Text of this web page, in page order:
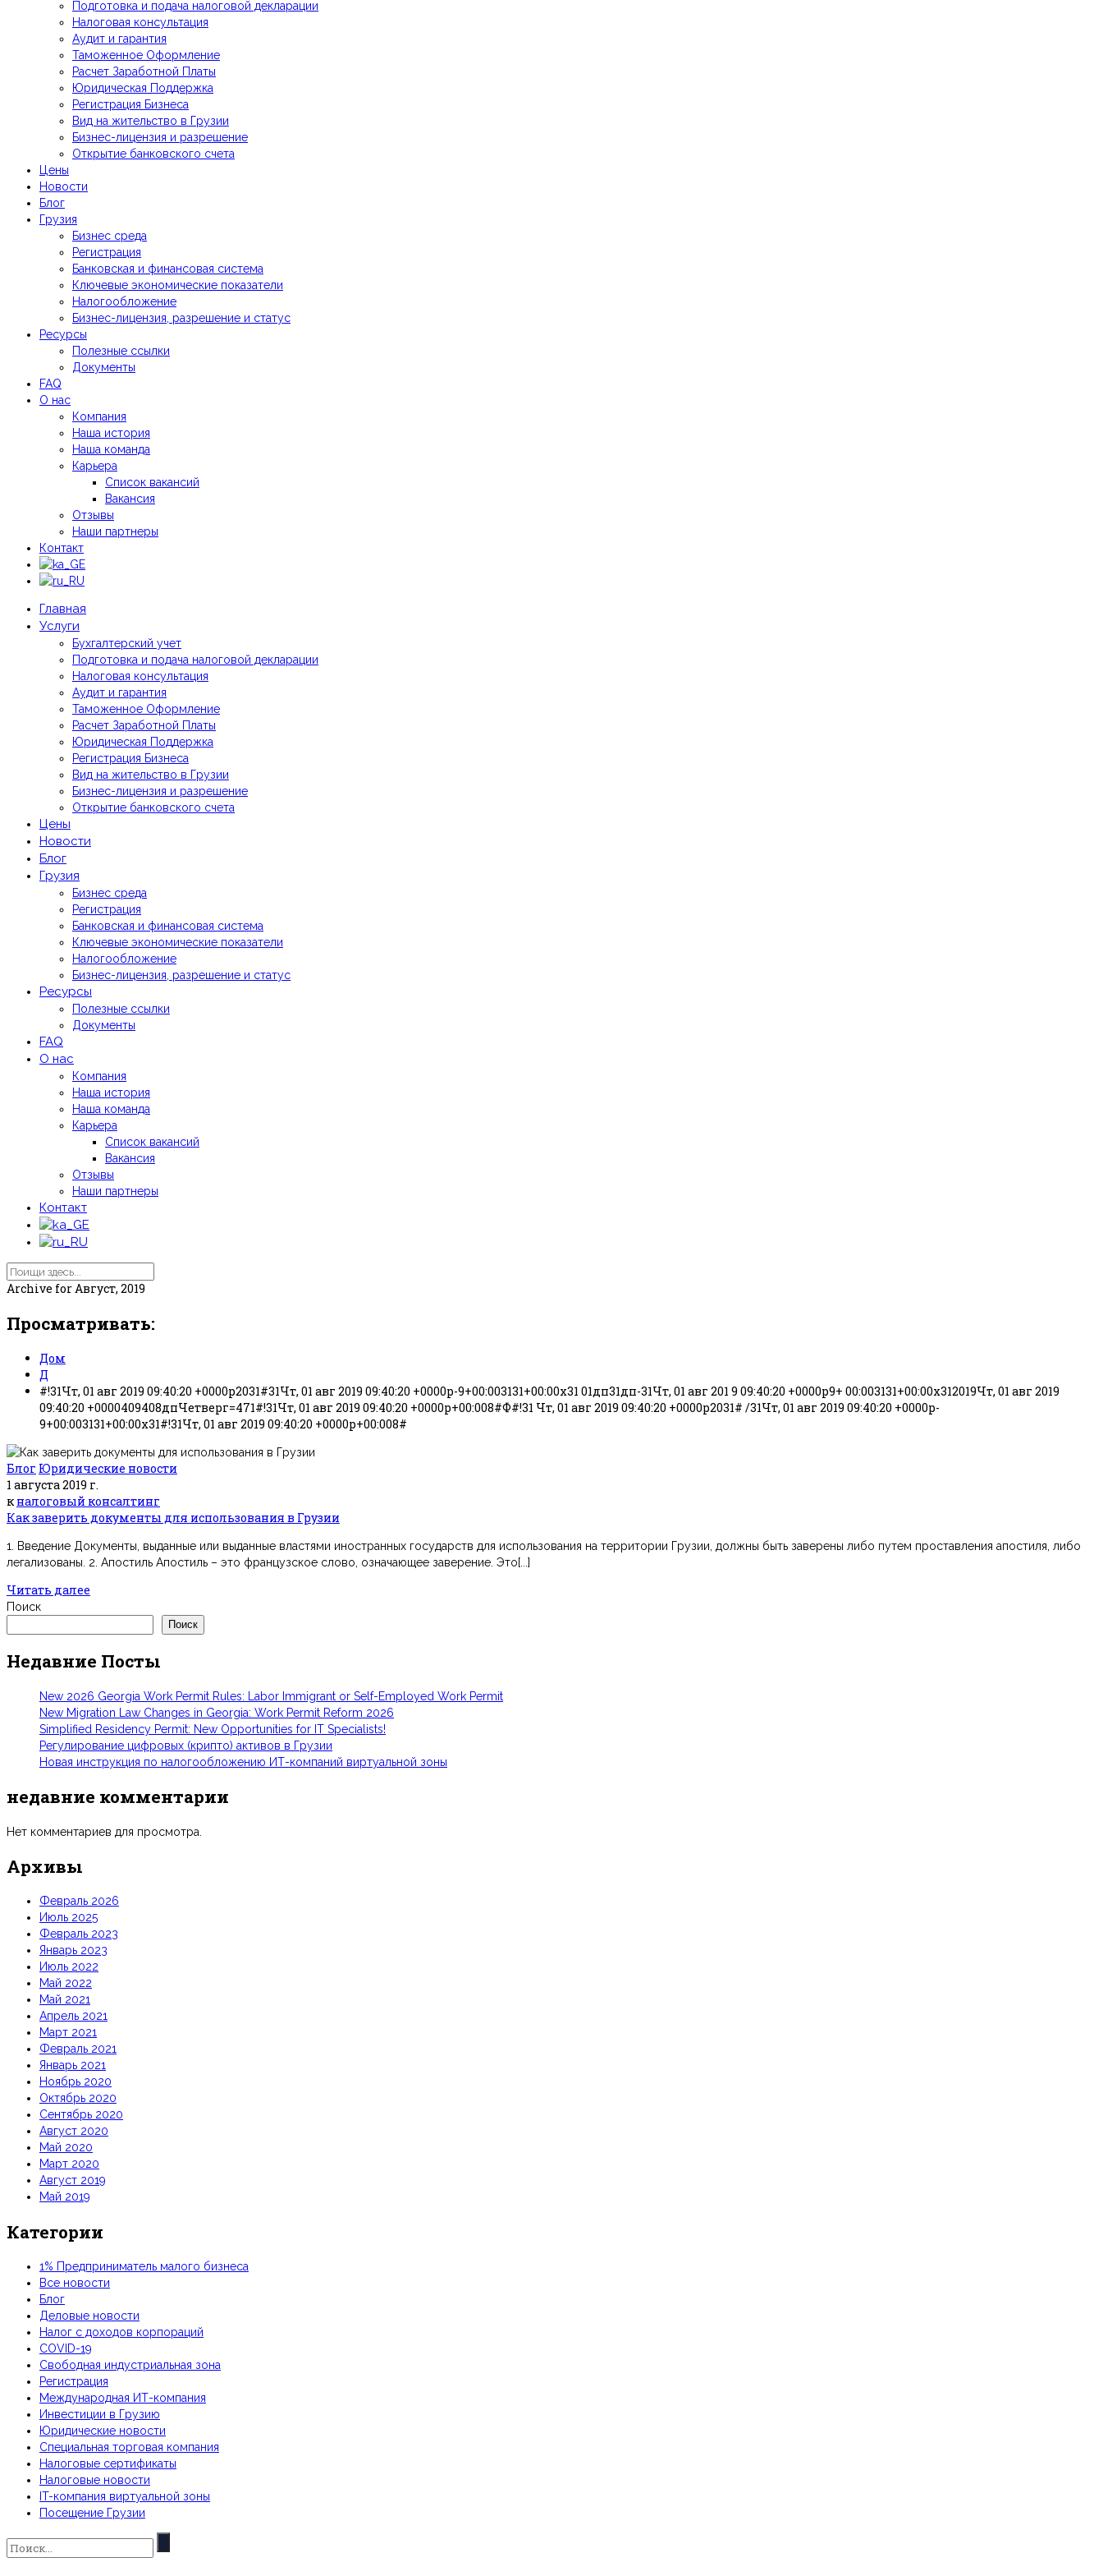
Подготовка и подача налоговой декларации
Налоговая консультация
Аудит и гарантия
Таможенное Оформление
Расчет Заработной Платы
Юридическая Поддержка
Регистрация Бизнеса
Вид на жительство в Грузии
Бизнес-лицензия и разрешение
Открытие банковского счета
Цены
Новости
Блог
Грузия
Бизнес среда
Регистрация
Банковская и финансовая система
Ключевые экономические показатели
Налогообложение
Бизнес-лицензия, разрешение и статус
Ресурсы
Полезные ссылки
Документы
FAQ
О нас
Компания
Наша история
Наша команда
Карьера
Список вакансий
Вакансия
Отзывы
Наши партнеры
Контакт
Главная
Услуги
Бухгалтерский учет
Подготовка и подача налоговой декларации
Налоговая консультация
Аудит и гарантия
Таможенное Оформление
Расчет Заработной Платы
Юридическая Поддержка
Регистрация Бизнеса
Вид на жительство в Грузии
Бизнес-лицензия и разрешение
Открытие банковского счета
Цены
Новости
Блог
Грузия
Бизнес среда
Регистрация
Банковская и финансовая система
Ключевые экономические показатели
Налогообложение
Бизнес-лицензия, разрешение и статус
Ресурсы
Полезные ссылки
Документы
FAQ
О нас
Компания
Наша история
Наша команда
Карьера
Список вакансий
Вакансия
Отзывы
Наши партнеры
Контакт
Archive forАвгуст, 2019
Просматривать:
Дом
Д
#!31Чт, 01 авг 2019 09:40:20 +0000p2031#31Чт, 01 авг 2019 09:40:20 +0000p-9+00:003131+00:00x31 01дп31дп-31Чт, 01 авг 201 9 09:40:20 +0000p9+ 00:003131+00:00x312019Чт, 01 авг 2019
09:40:20 +0000409408дпЧетверг=471#!31Чт, 01 авг 2019 09:40:20 +0000p+00:008#Ф#!31 Чт, 01 авг 2019 09:40:20 +0000p2031# /31Чт, 01 авг 2019 09:40:20 +0000p-
9+00:003131+00:00x31#!31Чт, 01 авг 2019 09:40:20 +0000p+00:008#
Блог Юридические новости
1 августа 2019 г.
к налоговый консалтинг
Как заверить документы для использования в Грузии
1. Введение Документы, выданные или выданные властями иностранных государств для использования на территории Грузии, должны быть заверены либо путем проставления апостиля, либо
легализованы. 2. Апостиль Апостиль – это французское слово, означающее заверение. Это[...]
Читать далее
Поиск
Поиск
Недавние Посты
New 2026 Georgia Work Permit Rules: Labor Immigrant or Self-Employed Work Permit
New Migration Law Changes in Georgia: Work Permit Reform 2026
Simplified Residency Permit: New Opportunities for IT Specialists!
Регулирование цифровых (крипто) активов в Грузии
Новая инструкция по налогообложению ИТ-компаний виртуальной зоны
недавние комментарии
Нет комментариев для просмотра.
Архивы
Февраль 2026
Июль 2025
Февраль 2023
Январь 2023
Июль 2022
Май 2022
Май 2021
Апрель 2021
Март 2021
Февраль 2021
Январь 2021
Ноябрь 2020
Октябрь 2020
Сентябрь 2020
Август 2020
Май 2020
Март 2020
Август 2019
Май 2019
Категории
1% Предприниматель малого бизнеса
Все новости
Блог
Деловые новости
Налог с доходов корпораций
COVID-19
Свободная индустриальная зона
Регистрация
Международная ИТ-компания
Инвестиции в Грузию
Юридические новости
Специальная торговая компания
Налоговые сертификаты
Налоговые новости
IT-компания виртуальной зоны
Посещение Грузии
Искать: